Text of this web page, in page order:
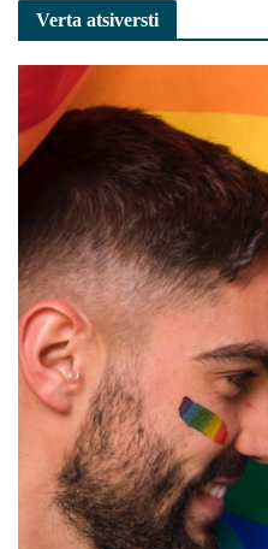
Verta atsiversti